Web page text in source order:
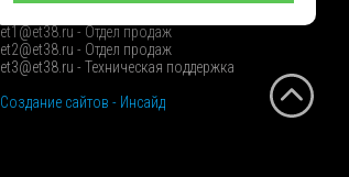
et1@et38.ru - Отдел продаж
et2@et38.ru - Отдел продаж
et3@et38.ru - Техническая поддержка
Создание сайтов - Инсайд